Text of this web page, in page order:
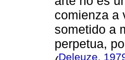
comienza a
sometido a
perpetua,
Deleuze,